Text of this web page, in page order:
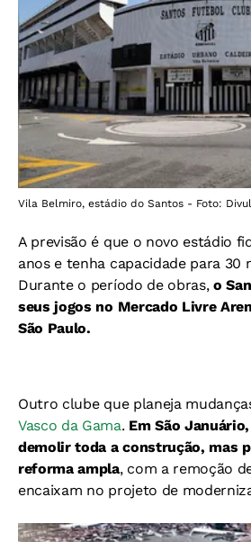
Vila Belmiro, estádio do Santos - Foto:
A previsão é que o novo estádio
anos e tenha capacidade para 30
Durante o período de obras,o
seus jogos no Mercado Livre
São Paulo.
Outro clube que planeja
Vasco da Gama. Em São
demolir toda a construção, mas
reforma ampla, com a remoção
encaixam no projeto de